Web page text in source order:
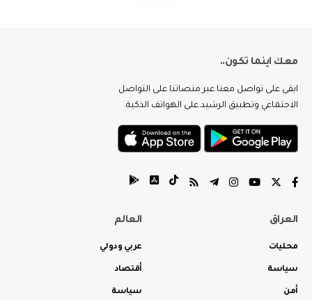
معك اينما تكون..
ابقى على تواصل معنا عبر منصاتنا على التواصل
الاجتماعي وتطبيق الرشيد على الهواتف الذكية.
العراق
محليات
سياسة
أمن
العالم
عربي ودولي
أقتصاد
سياسة